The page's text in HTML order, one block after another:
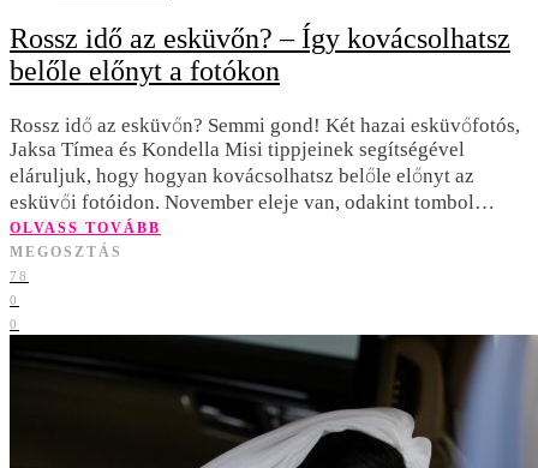
Rossz idő az esküvőn? – Így kovácsolhatsz
belőle előnyt a fotókon
Rossz idő az esküvőn? Semmi gond! Két hazai esküvőfotós,
Jaksa Tímea és Kondella Misi tippjeinek segítségével
eláruljuk, hogy hogyan kovácsolhatsz belőle előnyt az
esküvői fotóidon. November eleje van, odakint tombol…
OLVASS TOVÁBB
MEGOSZTÁS
78
0
0